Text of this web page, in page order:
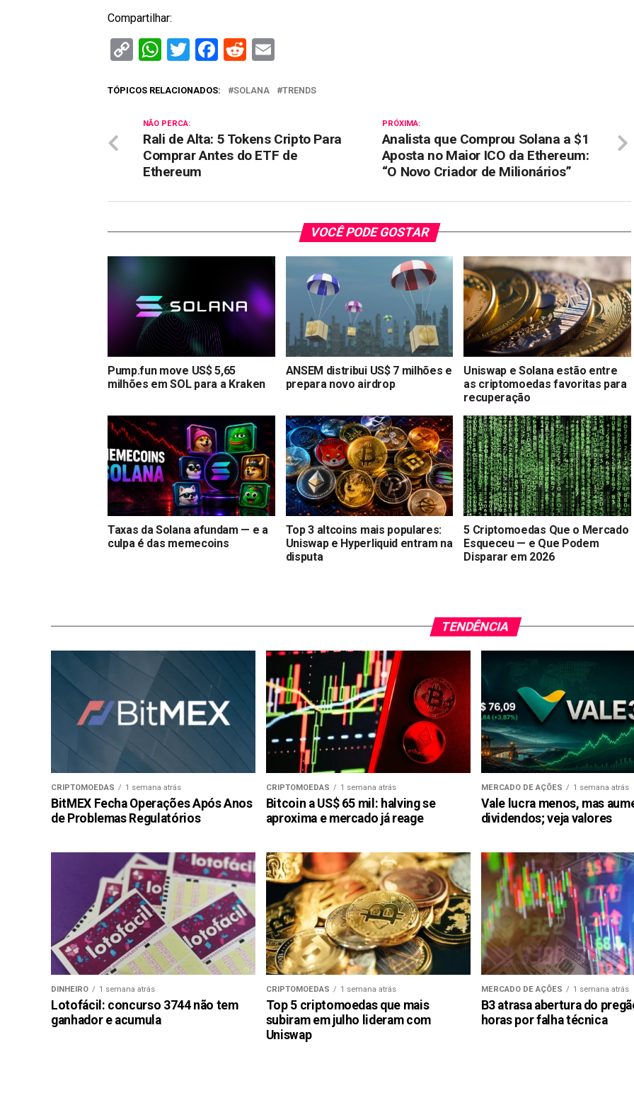
Compartilhar:
CopyWhatsApp
Twitter
Facebook
Reddit
TÓPICOS RELACIONADOS: SOLANA TRENDS
PRÓXIMA:
Analista que Comprou Solana a $1
Aposta no Maior ICO da Ethereum:
“O Novo Criador de Milionários”
NÃO PERCA:
Rali de Alta: 5 Tokens Cripto Para
Comprar Antes do ETF de
Ethereum
VOCÊ PODE GOSTAR
Pump.fun move US$ 5,65
milhões em SOL para a Kraken
ANSEM distribui US$ 7 milhões e
prepara novo airdrop
Uniswap e Solana estão entre
as criptomoedas favoritas para
recuperação
Taxas da Solana afundam — e a
culpa é das memecoins
Top 3 altcoins mais populares:
Uniswap e Hyperliquid entram na
disputa
5 Criptomoedas Que o Mercado
Esqueceu — e Que Podem
Disparar em 2026
TENDÊNCIA
CRIPTOMOEDAS 1 semana atrás
BitMEX Fecha Operações Após Anos
de Problemas Regulatórios
CRIPTOMOEDAS 1 semana atrás
Bitcoin a US$ 65 mil: halving se
aproxima e mercado já reage
MERCADO DE AÇÕES 1 semana atrás
Vale lucra menos, mas
dividendos; veja valores
DINHEIRO 1 semana atrás
Lotofácil: concurso 3744 não tem
ganhador e acumula
CRIPTOMOEDAS 1 semana atrás
Top 5 criptomoedas que mais
subiram em julho lideram com
Uniswap
MERCADO DE AÇÕES 1 semana atrás
B3 atrasa abertura do
horas por falha técnica